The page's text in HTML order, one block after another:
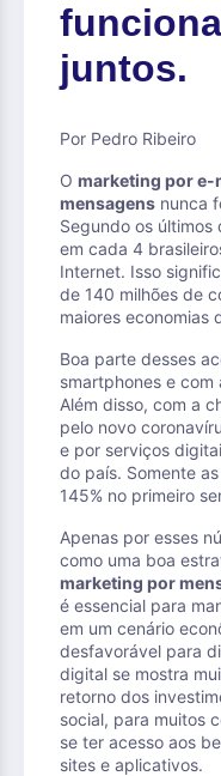
juntos.
Por Pedro Ribeiro
O marketing por e-
mensagens nunca
Segundo os últimos
em cada 4
Internet. Isso
de 140 milhões de
maiores economias
Boa parte desses
smartphones e
Além disso, com a
pelo novo
e por serviços
do país. Somente
145% no primeiro
Apenas por esses
como uma boa
marketing por
é essencial para
em um cenário
desfavorável para
digital se mostra
retorno dos
social, para muitos
se ter acesso aos
sites e aplicativos.